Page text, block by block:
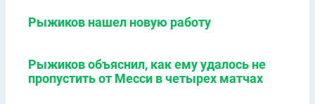
Рыжиков нашел новую работу
Рыжиков объяснил, как ему удалось не
пропустить от Месси в четырех матчах